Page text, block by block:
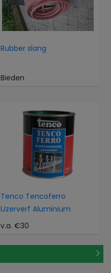
Rubber slang
Bieden
Tenco Tencoferro
IJzerverf Aluminium
v.a. €30